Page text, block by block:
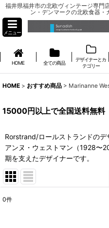
福井県福井市の北欧ヴィンテージ専門
ン・デンマークの北欧食器
メニュー
HOME 全ての商品
デザイナーとカ
テゴリー
HOME > おすすめ商品 > Marinanne
15000円以上で全国送料無料
Rorstrand/ロールストランドの
アンヌ・ウェストマン（1928〜
期を支えたデザイナーです。
0件